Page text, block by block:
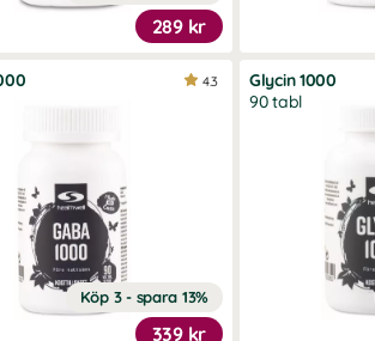
289 kr
Köp 3 - spara 13%
339 kr
4.3
Glycin 1000
90 tabl